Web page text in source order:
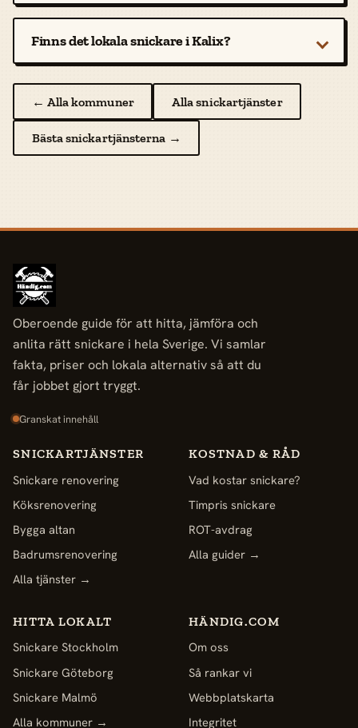
Finns det lokala snickare i Kalix?
← Alla kommuner Alla snickartjänster
Bästa snickartjänsterna →
Oberoende guide för att hitta, jämföra och
anlita rätt snickare i hela Sverige. Vi samlar
fakta, priser och lokala alternativ så att du
får jobbet gjort tryggt.
Granskat innehåll
SNICKARTJÄNSTER
Snickare renovering
Köksrenovering
Bygga altan
Badrumsrenovering
Alla tjänster →
KOSTNAD & RÅD
Vad kostar snickare?
Timpris snickare
ROT-avdrag
Alla guider →
HITTA LOKALT
Snickare Stockholm
Snickare Göteborg
Snickare Malmö
Alla kommuner →
HÄNDIG.COM
Om oss
Så rankar vi
Webbplatskarta
Integritet